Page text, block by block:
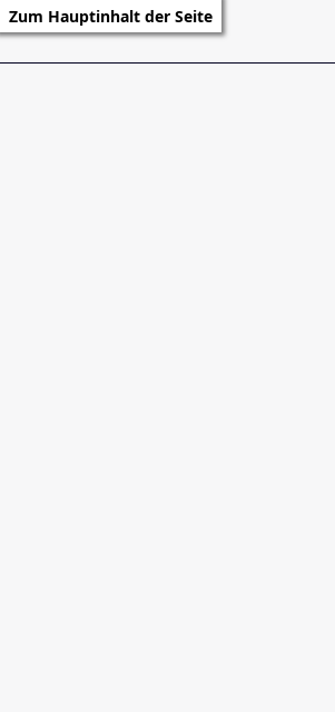
Zum Hauptinhalt der Seite